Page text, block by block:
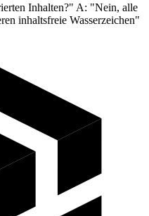
Inhalten?" A: "Nein, alle
inhaltsfreie Wasserzeichen"